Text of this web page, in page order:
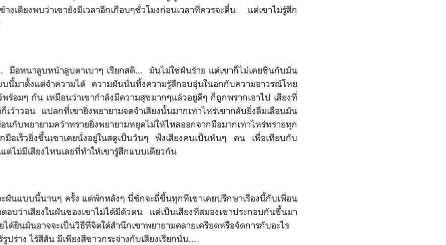
งเตียงพบว่าเขายังมีเวลาอีกเกือบๆชั่วโมงก่อนเวลาที่ควรจะตื่น แต่เขาไม่รู้สึก
มือหนาลูบหน้าลูบตาเบาๆ เรียกสติ... มันไม่ใช่ฝันร้าย แต่เขาก็ไม่เคยชินกับมัน
นี้มาตั้งแต่จำความได้ ความฝันนั่นทิ้งความรู้สึกอบอุ่นในอกกับความอาวรณ์โหย
พร้อมๆ กัน เหมือนว่าเขากำลังมีความสุขมากๆแล้วอยู่ดีๆ ก็ถูกพรากเอาไป เสียงที่
เว้าวอน แปลกที่เขายิ่งพยายามจดจำเสียงนั้นมากเท่าไหร่เขากลับยิ่งลืมเลือนมัน
บพยายามคว้าทรายยิ่งพยายามหยุดไม่ให้ไหลออกจากมือมากเท่าไหร่ทรายทุก
กมือเร็วยิ่งขึ้นเขาเคยนั่งอยู่ในสตูเป็นวันๆ ฟังเสียงคนเป็นพันๆ คน เพื่อเทียบกับ
ต่ไม่มีเสียงไหนเลยที่ทำให้เขารู้สึกแบบเดียวกัน
ะฝันแบบนี้นานๆ ครั้ง แต่พักหลังๆ นี่ชักจะถี่ขึ้นทุกทีเขาเคยปรึกษาเรื่องนี้กับเพื่อน
อบว่าเสียงในฝันของเขาไม่ได้มีตัวตน แต่เป็นเสียงที่สมองเขาประกอบกันขึ้นมา
ได้ยินมันอาจจะเป็นวิธีที่จิตใต้สำนึกเขาพยายามคลายเครียดหรือจัดการกับอะไร
ปร่าง ไร้สีสัน มีเพียงสีขาวกระจ่างกับเสียงเรียกนั่น...